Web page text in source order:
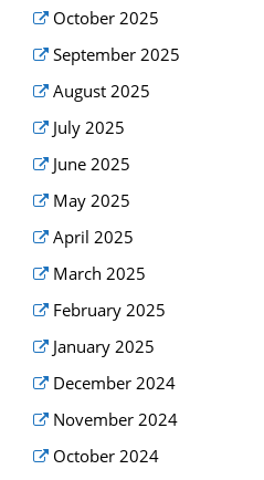
October 2025
September 2025
August 2025
July 2025
June 2025
May 2025
April 2025
March 2025
February 2025
January 2025
December 2024
November 2024
October 2024